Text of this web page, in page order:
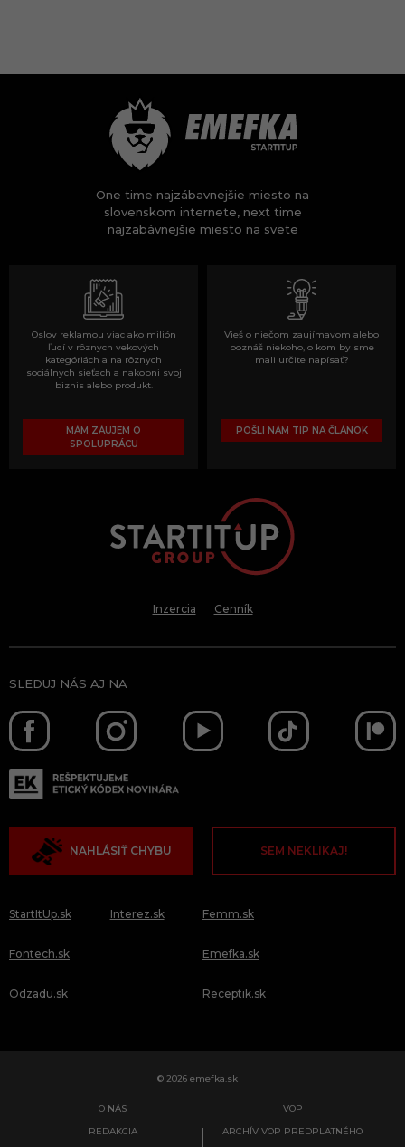
One time najzábavnejšie miesto na
slovenskom internete, next time
najzabávnejšie miesto na svete
Oslov reklamou viac ako milión
ľudí v rôznych vekových
kategóriách a na rôznych
sociálnych sieťach a nakopni svoj
biznis alebo produkt.
MÁM ZÁUJEM O
SPOLUPRÁCU
Vieš o niečom zaujímavom alebo
poznáš niekoho, o kom by sme
mali určite napísať?
POŠLI NÁM TIP NA ČLÁNOK
Inzercia Cenník
SLEDUJ NÁS AJ NA
NAHLÁSIŤ CHYBU SEM NEKLIKAJ!
StartItUp.sk
Fontech.sk
Odzadu.sk
Interez.sk Femm.sk
Emefka.sk
Receptik.sk
© 2026 emefka.sk
O NÁS
REDAKCIA
VOP
ARCHÍV VOP PREDPLATNÉHO